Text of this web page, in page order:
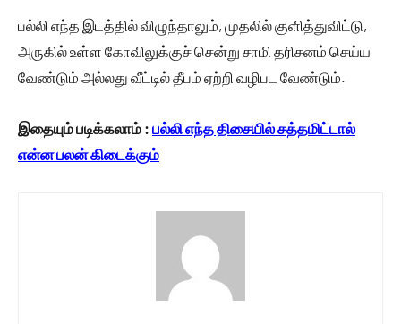
பல்லி எந்த இடத்தில் விழுந்தாலும், முதலில் குளித்துவிட்டு,
அருகில் உள்ள கோவிலுக்குச் சென்று சாமி தரிசனம் செய்ய
வேண்டும் அல்லது வீட்டில் தீபம் ஏற்றி வழிபட வேண்டும்.
இதையும் படிக்கலாம் : பல்லி எந்த திசையில் சத்தமிட்டால்
என்ன பலன் கிடைக்கும்